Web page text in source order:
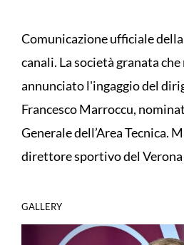
Comunicazione ufficiale
canali. La società granata
annunciato l'ingaggio del
Francesco Marroccu,
Generale dell’Area Tecnica.
direttore sportivo del
GALLERY